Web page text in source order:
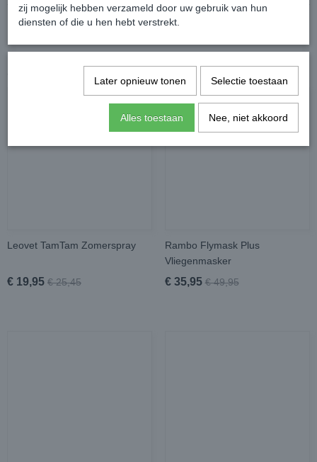
Ook interessant
Leovet TamTam Zomerspray
€ 19,95 € 25,45
Rambo Flymask Plus
Vliegenmasker
€ 35,95 € 49,95
zij mogelijk hebben verzameld door uw gebruik van hun
diensten of die u hen hebt verstrekt.
Later opnieuw tonen Selectie toestaan
Alles toestaan Nee, niet akkoord